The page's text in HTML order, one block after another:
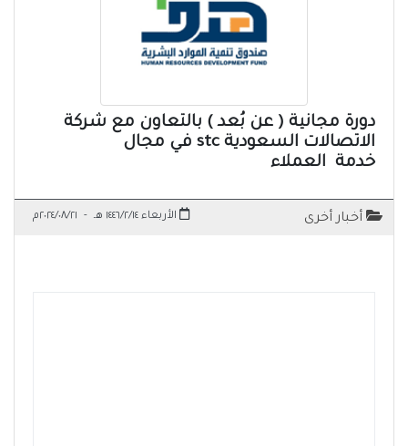
دورة مجانية ( عن بُعد ) بالتعاون مع شركة
الاتصالات السعودية stc في مجال
خدمة العملاء
أخبار أخرى الأربعاء ١٤٤٦/٢/١٤ هـ - ٢٠٢٤/٠٨/٢١م